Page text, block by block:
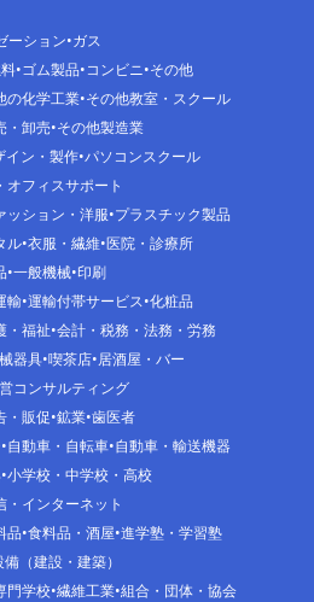
ーション ガス
ゴム製品 コンビニ その他
の化学工業 その他教室・スクール
・卸売 その他製造業
イン・製作 パソコンスクール
オフィスサポート
ッション・洋服 プラスチック製品
ル 衣服・繊維 医院・診療所
一般機械 印刷
輸 運輸付帯サービス 化粧品
・福祉 会計・税務・法務・労務
器具 喫茶店 居酒屋・バー
コンサルティング
・販促 鉱業 歯医者
自動車・自転車 自動車・輸送機器
小学校・中学校・高校
・インターネット
品 食料品・酒屋 進学塾・学習塾
備（建設・建築）
門学校 繊維工業 組合・団体・協会